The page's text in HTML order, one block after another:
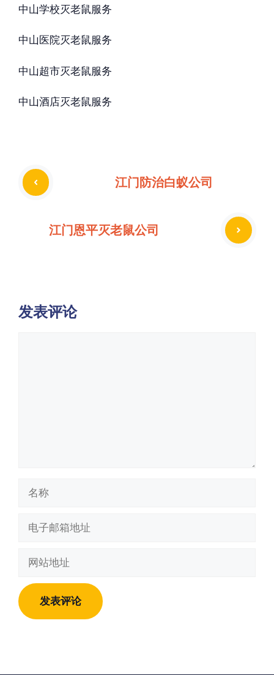
中山学校灭老鼠服务
中山医院灭老鼠服务
中山超市灭老鼠服务
中山酒店灭老鼠服务
江门防治白蚁公司
江门恩平灭老鼠公司
发表评论
地
址
地
址